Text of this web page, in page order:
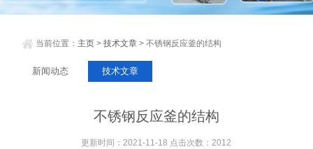
当前位置： 主页 >技术文章 > 不锈钢反应釜的结构
新闻动态 技术文章
不锈钢反应釜的结构
更新时间：2021-11-18 点击次数：2012